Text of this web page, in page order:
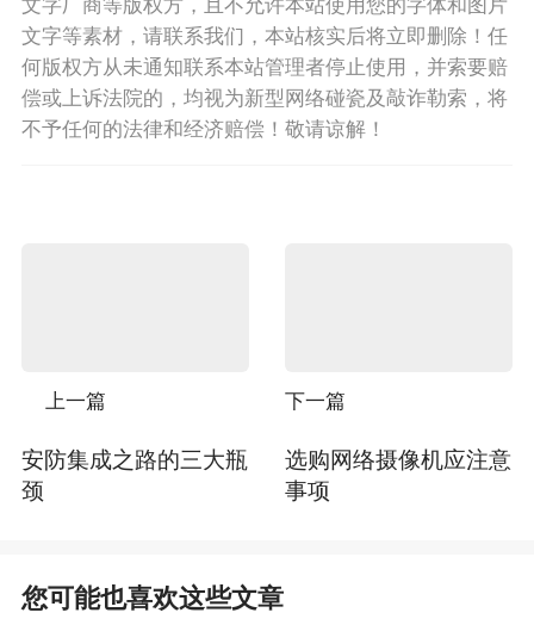
文字等素材，请联系我们，本站核实后将立即删除！任
何版权方从未通知联系本站管理者停止使用，并索要赔
偿或上诉法院的，均视为新型网络碰瓷及敲诈勒索，将
不予任何的法律和经济赔偿！敬请谅解！
上一篇
安防集成之路的三大瓶
颈
下一篇
选购网络摄像机应注意
事项
您可能也喜欢这些文章